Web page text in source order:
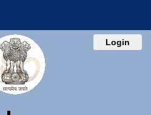
Login